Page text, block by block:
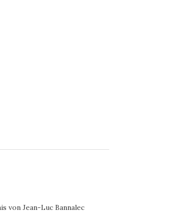
von Jean-Luc Bannalec